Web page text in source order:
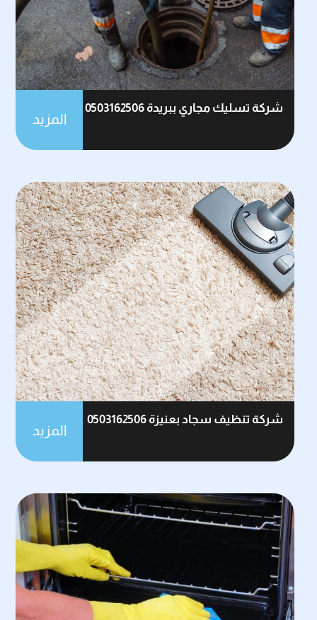
شركة تسليك مجاري ببريدة 0503162506
المزيد
شركة تنظيف سجاد بعنيزة 0503162506
المزيد